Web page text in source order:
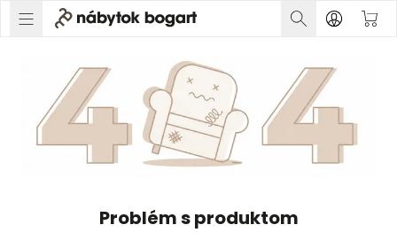
Problém s produktom